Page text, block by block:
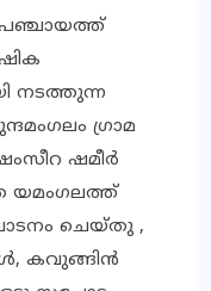
നടത്തുന്ന
ഗ്രാമ
ഷമീര്‍
യമംഗലത്ത്
ചെയ്തു ,
കവുങ്ങിന്‍